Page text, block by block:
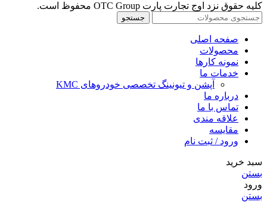
کلیه حقوق نزد اوج تجارت پارت OTC Group محفوظ است.
جستجو
صفحه اصلی
محصولات
نمونه کارها
خدمات ما
آپشن و تیونینگ تخصصی خودروهای KMC
درباره ما
تماس با ما
علاقه مندی
مقايسه
ورود / ثبت نام
سبد خرید
بستن
ورود
بستن